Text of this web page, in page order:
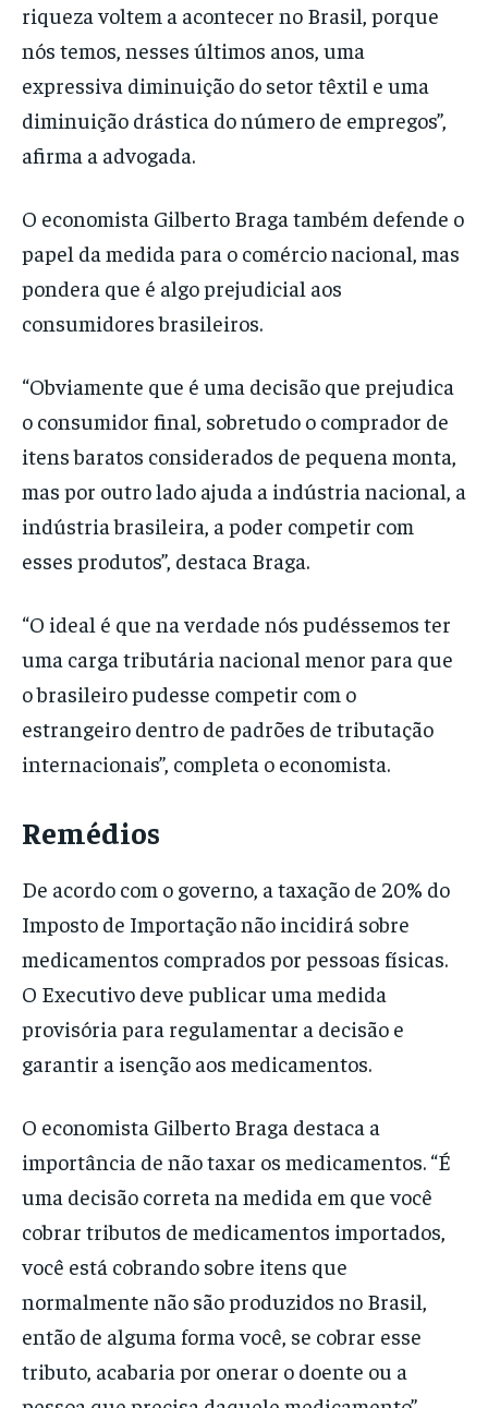
riqueza voltem a acontecer no Brasil, porque
nós temos, nesses últimos anos, uma
expressiva diminuição do setor têxtil e uma
diminuição drástica do número de empregos”,
afirma a advogada.
O economista Gilberto Braga também defende o
papel da medida para o comércio nacional, mas
pondera que é algo prejudicial aos
consumidores brasileiros.
“Obviamente que é uma decisão que prejudica
o consumidor final, sobretudo o comprador de
itens baratos considerados de pequena monta,
mas por outro lado ajuda a indústria nacional, a
indústria brasileira, a poder competir com
esses produtos”, destaca Braga.
“O ideal é que na verdade nós pudéssemos ter
uma carga tributária nacional menor para que
o brasileiro pudesse competir com o
estrangeiro dentro de padrões de tributação
internacionais”, completa o economista.
Remédios
De acordo com o governo, a taxação de 20% do
Imposto de Importação não incidirá sobre
medicamentos comprados por pessoas físicas.
O Executivo deve publicar uma medida
provisória para regulamentar a decisão e
garantir a isenção aos medicamentos.
O economista Gilberto Braga destaca a
importância de não taxar os medicamentos. “É
uma decisão correta na medida em que você
cobrar tributos de medicamentos importados,
você está cobrando sobre itens que
normalmente não são produzidos no Brasil,
então de alguma forma você, se cobrar esse
tributo, acabaria por onerar o doente ou a